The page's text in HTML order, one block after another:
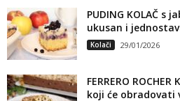
PUDING KOLAČ s
ukusan i
Kolači 29/01/2026
FERRERO
koji će obradovati